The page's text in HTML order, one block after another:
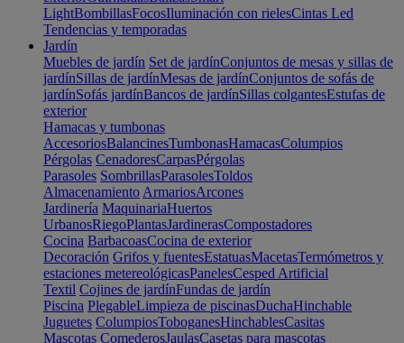
LightBombillasFocosIluminación con rielesCintas Led
Tendencias y temporadas
Jardín
Muebles de jardín Set de jardínConjuntos de mesas y sillas de
jardínSillas de jardínMesas de jardínConjuntos de sofás de
jardínSofás jardínBancos de jardínSillas colgantesEstufas de
exterior
Hamacas y tumbonas
AccesoriosBalancinesTumbonasHamacasColumpios
Pérgolas CenadoresCarpasPérgolas
Parasoles SombrillasParasolesToldos
Almacenamiento ArmariosArcones
Jardinería MaquinariaHuertos
UrbanosRiegoPlantasJardinerasCompostadores
Cocina BarbacoasCocina de exterior
Decoración Grifos y fuentesEstatuasMacetasTermómetros y
estaciones metereológicasPanelesCesped Artificial
Textil Cojines de jardínFundas de jardín
Piscina PlegableLimpieza de piscinasDuchaHinchable
Juguetes ColumpiosToboganesHinchablesCasitas
Mascotas ComederosJaulasCasetas para mascotas